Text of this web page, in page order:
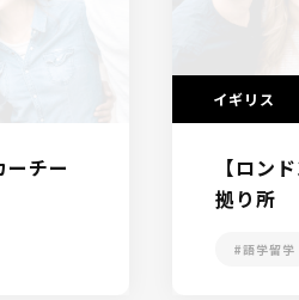
ーチー
イギリス
【ロン
拠り所
#語学留学